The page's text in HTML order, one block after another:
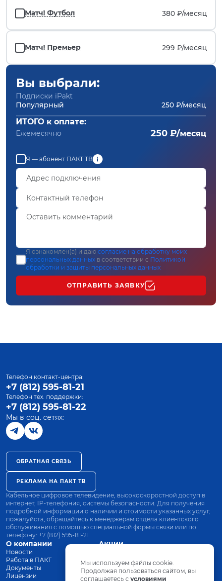
Матч! Футбол 380 ₽/месяц
Матч! Премьер 299 ₽/месяц
Вы выбрали:
Подписки iPakt
Популярный
250 ₽/месяц
ИТОГО к оплате:
Ежемесячно 250 ₽/месяц
Я — абонент ПАКТ ТВ
Я ознакомлен(а) и даю согласие на обработку моих
персональных данных в соответствии с Политикой
обработки и защиты персональных данных
ОТПРАВИТЬ ЗАЯВКУ
О компании
Новости
Работа в ПАКТ
Документы
Лицензии
Акции
Оплата
Оборудование
Телефон контакт-центра:
+7 (812) 595-81-21
Телефон тех. поддержки:
+7 (812) 595-81-22
Мы в соц. сетях:
ОБРАТНАЯ СВЯЗЬ
РЕКЛАМА НА ПАКТ ТВ
Кабельное цифровое телевидение, высокоскоростной доступ в
интернет, IP-телефония, системы безопасности. Для получения
подробной информации о наличии и стоимости указанных услуг,
пожалуйста, обращайтесь к менеджерам отдела клиентского
обслуживания с помощью специальной формы связи или по
телефону: +7 (812) 595-81-21
Мы используем файлы cookie.
Продолжая пользоваться сайтом, вы
соглашаетесь с условиями